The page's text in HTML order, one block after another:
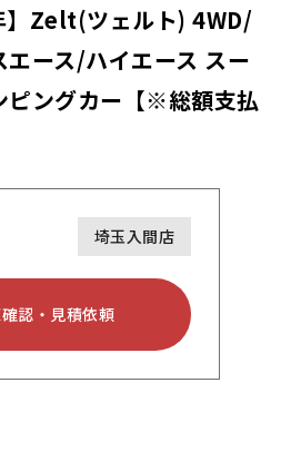
】Zelt(ツェルト) 4WD/
ース/ハイエース スー
ピングカー【※総額支払
埼玉入間店
認・見積依頼